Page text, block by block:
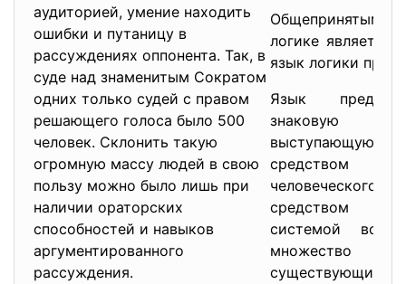
аудиторией, умение находить
ошибки и путаницу в
рассуждениях оппонента. Так, в
суде над знаменитым Сократом
одних только судей с правом
решающего голоса было 500
человек. Склонить такую
огромную массу людей в свою
пользу можно было лишь при
наличии ораторских
способностей и навыков
аргументированного
рассуждения.
Общепринятым
логике является
язык логики
Язык
знаковую
выступающую
средством
средством
системой
множество